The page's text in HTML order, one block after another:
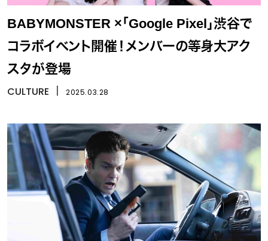
BABYMONSTER ×「Google Pixel」渋谷で
コラボイベント開催！メンバーの等身大アク
スタが登場
CULTURE 2025.03.28